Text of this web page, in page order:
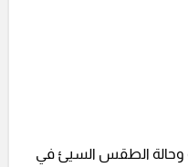
وحالة الطقس السيئ في